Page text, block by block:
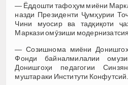
— Ёддошти тафоҳум миёни
назди Президенти Ҷумҳурии
Чини муосир ва тадқиқоти
Маркази омӯзиши
— Созишнома миёни
Фонди байналмилалии
Донишгоҳи педагогии
муштараки Институти Конфутсий.